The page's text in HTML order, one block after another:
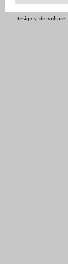
Design şi dezvoltare: